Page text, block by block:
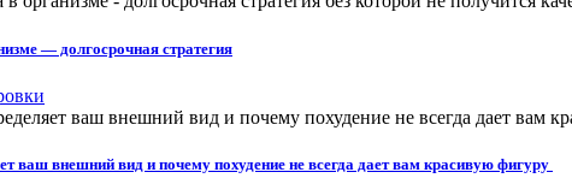
— долгосрочная стратегия
ваш внешний вид и почему похудение не всегда дает вам красивую фигуру